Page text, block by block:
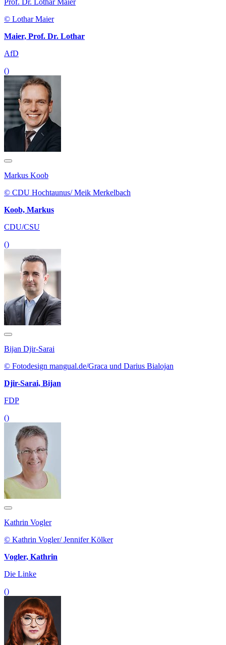
Prof. Dr. Lothar Maier
© Lothar Maier
Maier, Prof. Dr. Lothar
AfD
()
Markus Koob
© CDU Hochtaunus/ Meik Merkelbach
Koob, Markus
CDU/CSU
()
Bijan Djir-Sarai
© Fotodesign mangual.de/Graca und Darius Bialojan
Djir-Sarai, Bijan
FDP
()
Kathrin Vogler
© Kathrin Vogler/ Jennifer Kölker
Vogler, Kathrin
Die Linke
()